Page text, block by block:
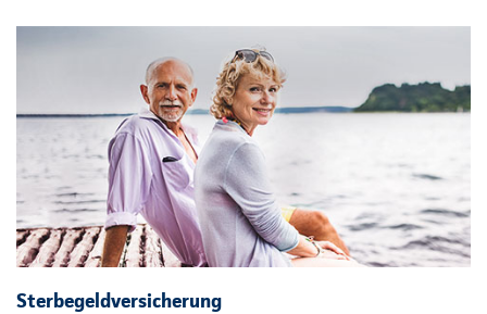
Sterbegeldversicherung